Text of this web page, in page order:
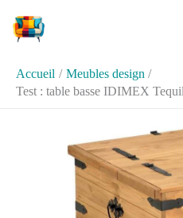
Accueil
Meubles design
Test : table basse IDIMEX